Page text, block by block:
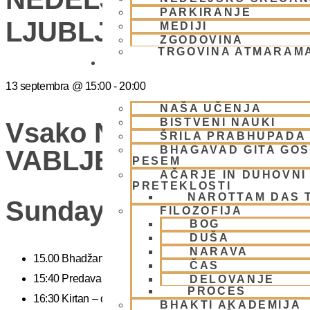
PARKIRANJE
MEDIJI
ZGODOVINA
TRGOVINA
NAŠA UČENJA
BISTVENI NAUKI
ŠRILA PRABHUPADA
BHAGAVAD GITA
PESEM
AČARJE IN
PRETEKLOSTI
NAROTTAM DAS
FILOZOFIJA
BOG
DUŠA
NARAVA
ČAS
DELOVANJE
PROCES
BHAKTI AKADEMIJA
LJUBLJANA
13 septembra @ 15:00 - 20:00
Vsako Nedeljo Mini
VABLJENI (Žibertova
Sunday Feast
15.00 Bhadžani – duhovna glasba
15:40 Predavanje – predavanja iz zakladnice Ved o karmi,
16:30 Kirtan – duhovni ples